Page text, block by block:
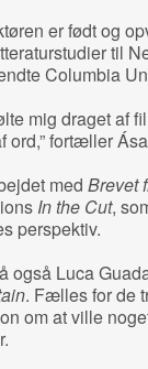
er født og
til
Columbia
mig draget af
ord,” fortæller
med Brevet
In the Cut,
perspektiv.
også Luca
. Fælles for de
om at ville